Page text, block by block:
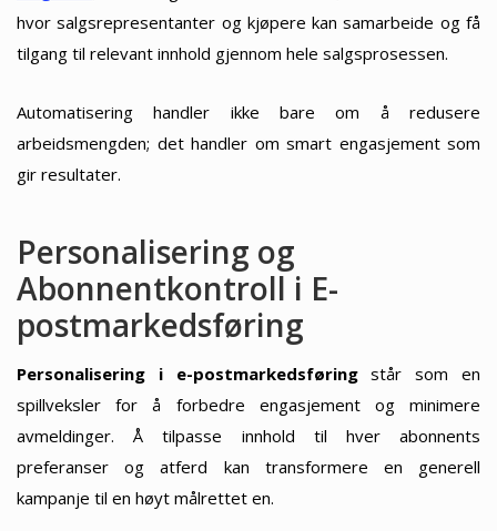
hvor salgsrepresentanter og kjøpere kan samarbeide og få
tilgang til relevant innhold gjennom hele salgsprosessen.
Automatisering handler ikke bare om å redusere
arbeidsmengden; det handler om smart engasjement som
gir resultater.
Personalisering og
Abonnentkontroll i E-
postmarkedsføring
Personalisering i e-postmarkedsføringstår som en
spillveksler for å forbedre engasjement og minimere
avmeldinger. Å tilpasse innhold til hver abonnents
preferanser og atferd kan transformere en generell
kampanje til en høyt målrettet en.